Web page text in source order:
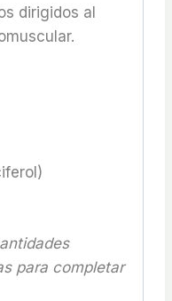
dirigidos al
para completar